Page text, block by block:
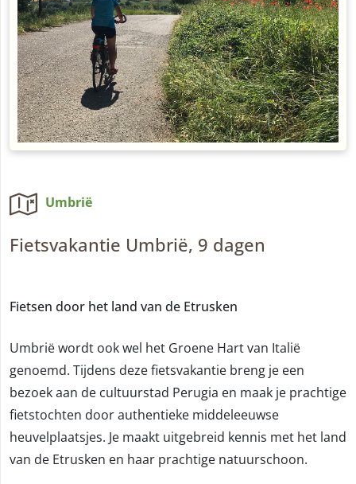
Umbrië
Fietsvakantie Umbrië, 9 dagen
Fietsen door het land van de Etrusken
Umbrië wordt ook wel het Groene Hart van Italië
genoemd. Tijdens deze fietsvakantie breng je een
bezoek aan de cultuurstad Perugia en maak je prachtige
fietstochten door authentieke middeleeuwse
heuvelplaatsjes. Je maakt uitgebreid kennis met het land
van de Etrusken en haar prachtige natuurschoon.